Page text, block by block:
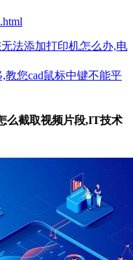
法添加打印机怎么办,电
教您cad鼠标中键不能平
么截取视频片段,IT技术